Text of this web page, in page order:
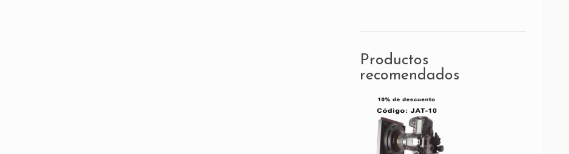
Productos
recomendados